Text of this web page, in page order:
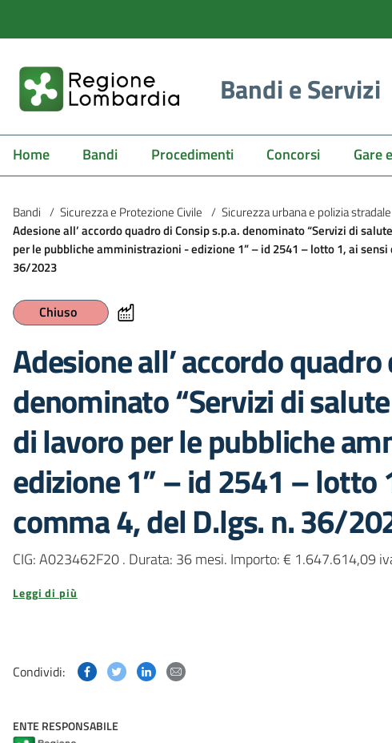
Bandi e Servizi
Home Bandi Procedimenti Concorsi Gare
Bandi / Sicurezza e Protezione Civile / Sicurezza urbana e polizia stradale
Adesione all’ accordo quadro di Consip s.p.a. denominato “Servizi di
per le pubbliche amministrazioni - edizione 1” – id 2541 – lotto 1, ai sensi
36/2023
Chiuso
Adesione all’ accordo
denominato “Servizi di
di lavoro per le pubbliche
edizione 1” – id 2541 – lotto
comma 4, del D.lgs. n. 36/
CIG: A023462F20 . Durata: 36 mesi. Importo: € 1.647.614,09
Leggi di più
Condividi: Condividi questa pagina su Facebook
Condividi questa pagina su Twitter
Condividi questa pagina su Linkedin
ENTE RESPONSABILE